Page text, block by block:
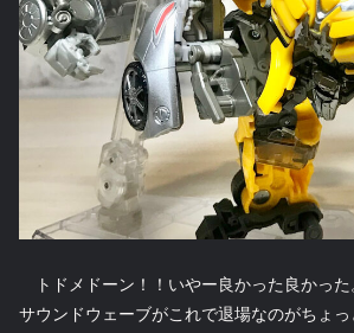
トドメドーン！！いやー良かった良かっ
サウンドウェーブがこれで退場なのがちょ